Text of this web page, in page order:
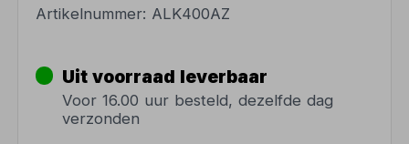
Artikelnummer: ALK400AZ
Uit voorraad leverbaar
Voor 16.00 uur besteld, dezelfde dag
verzonden